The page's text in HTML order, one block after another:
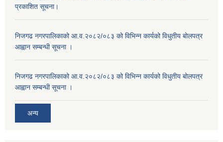
प्रकाशित सूचना।
निजगढ नगरपालिकाको आ.व.२०८२/०८३ को विभिन्न कार्यको विधुतीय बोलपत्र
आह्वान सम्बन्धी सूचना ।
निजगढ नगरपालिकाको आ.व.२०८२/०८३ को विभिन्न कार्यको विधुतीय बोलपत्र
आह्वान सम्बन्धी सूचना ।
अन्य